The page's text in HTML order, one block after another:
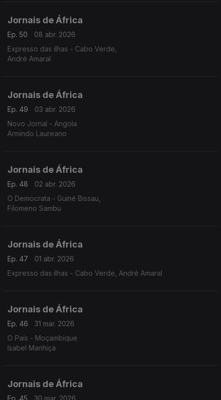
Jornais de África
Ep. 50
08 abr. 2026
Expresso das ilhas - Cabo Verde,
André Amaral
Jornais de África
Ep. 49
03 abr. 2026
Novo Jornal - Angola
Armindo Laureano
Jornais de África
Ep. 48
02 abr. 2026
O Democrata - Guiné Bissau,
Filomeno Sambu
Jornais de África
Ep. 47
01 abr. 2026
Expresso das ilhas - Cabo Verde, André Amaral
Jornais de África
Ep. 46
31 mar. 2026
O País - Moçambique
Isabel Manhiça
Jornais de África
Ep. 45 30 mar. 2026